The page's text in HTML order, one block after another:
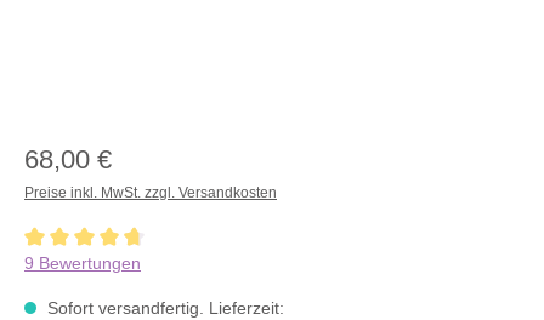
68,00 €
Preise inkl. MwSt. zzgl. Versandkosten
Durchschnittliche Bewertung von 4.6 von 5 Sternen
9 Bewertungen
Sofort versandfertig. Lieferzeit: